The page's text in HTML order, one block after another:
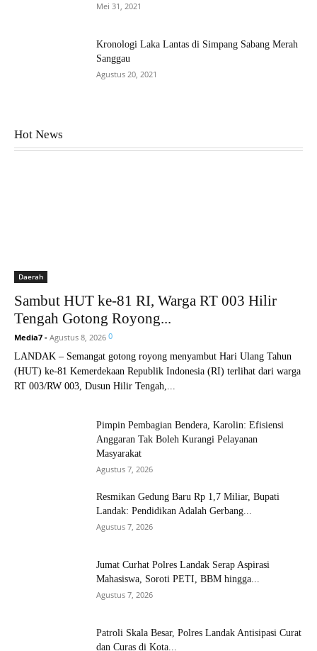
Mei 31, 2021
Kronologi Laka Lantas di Simpang Sabang Merah
Sanggau
Agustus 20, 2021
Hot News
Daerah
Sambut HUT ke-81 RI, Warga RT 003 Hilir
Tengah Gotong Royong...
Media7 - Agustus 8, 2026 0
LANDAK – Semangat gotong royong menyambut Hari Ulang Tahun
(HUT) ke-81 Kemerdekaan Republik Indonesia (RI) terlihat dari warga
RT 003/RW 003, Dusun Hilir Tengah,...
Pimpin Pembagian Bendera, Karolin: Efisiensi
Anggaran Tak Boleh Kurangi Pelayanan
Masyarakat
Agustus 7, 2026
Resmikan Gedung Baru Rp 1,7 Miliar, Bupati
Landak: Pendidikan Adalah Gerbang...
Agustus 7, 2026
Jumat Curhat Polres Landak Serap Aspirasi
Mahasiswa, Soroti PETI, BBM hingga...
Agustus 7, 2026
Patroli Skala Besar, Polres Landak Antisipasi Curat
dan Curas di Kota...